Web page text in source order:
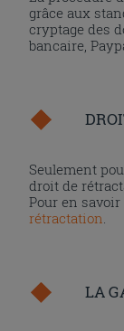
grâce aux
cryptage des
bancaire,
Seulement
droit de
Pour en
rétractation
LA